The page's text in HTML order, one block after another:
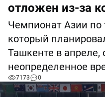
отложен из-за
Чемпионат Азии по
который
Ташкенте в апреле,
неопределенное
7173 0